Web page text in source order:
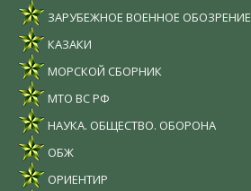
ЗАРУБЕЖНОЕ ВОЕННОЕ ОБОЗРЕНИЕ
КАЗАКИ
МОРСКОЙ СБОРНИК
МТО ВС РФ
НАУКА. ОБЩЕСТВО. ОБОРОНА
ОБЖ
ОРИЕНТИР